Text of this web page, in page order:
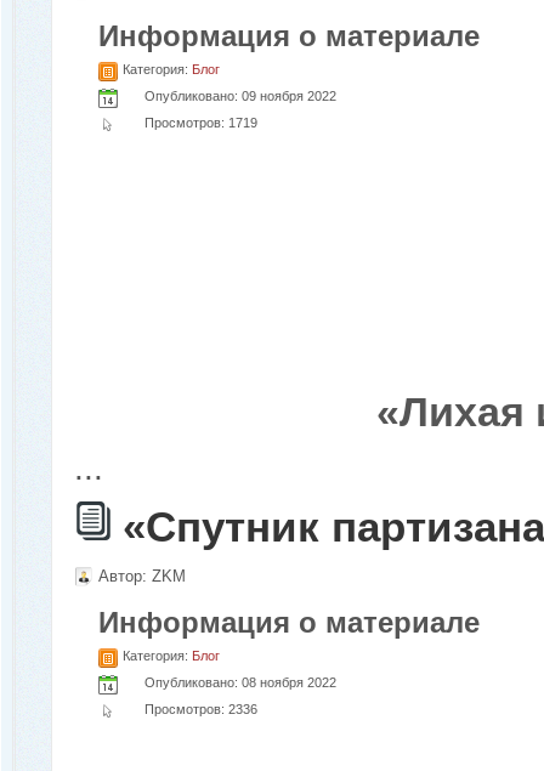
Информация о материале
Категория: Блог
Опубликовано: 09 ноября 2022
Просмотров: 1719
«Лихая
...
«Спутник
Автор: ZKM
Информация о материале
Категория: Блог
Опубликовано: 08 ноября 2022
Просмотров: 2336